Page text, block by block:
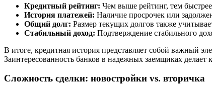
Кредитный рейтинг: Чем выше рейтинг, тем
История платежей: Наличие просрочек или
Общий долг: Размер текущих долгов также
Стабильный доход: Подтверждение стабильного
В итоге, кредитная история представляет собой важный
Заинтересованность банков в надежных заемщиках
Сложность сделки: новостройки vs. вторичка